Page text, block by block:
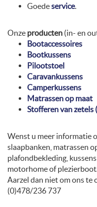
Goedeservice.
Onze producten (in- en
Bootaccessoires
Bootkussens
Pilootstoel
Caravankussens
Camperkussens
Matrassen op maat
Stofferen van zetels
Wenst u meer informatie
slaapbanken, matrassen
plafondbekleding,
motorhome of
Aarzel dan niet om ons te
(0)478/236 737